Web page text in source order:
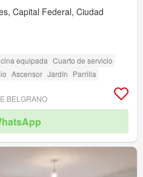
Capital Federal, Ciudad
equipada Cuarto de servicio
Ascensor Jardín Parrilla
BELGRANO